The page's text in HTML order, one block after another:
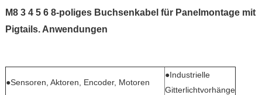
M8 3 4 5 6 8-poliges Buchsenkabel für Panelmontage mit
Pigtails. Anwendungen
●Sensoren, Aktoren, Encoder, Motoren
●Industrielle
Gitterlichtvorhänge